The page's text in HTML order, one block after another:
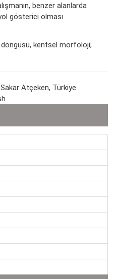
benzer alanlarda
gösterici olması
kentsel morfoloji;
Atçeken, Türkiye